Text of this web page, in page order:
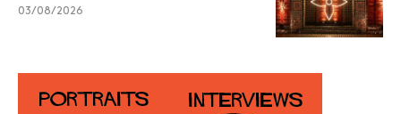
03/08/2026